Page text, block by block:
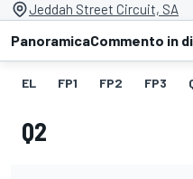
Jeddah Street Circuit, SA
PanoramicaCommento in
EL FP1 FP2 FP3
Q2